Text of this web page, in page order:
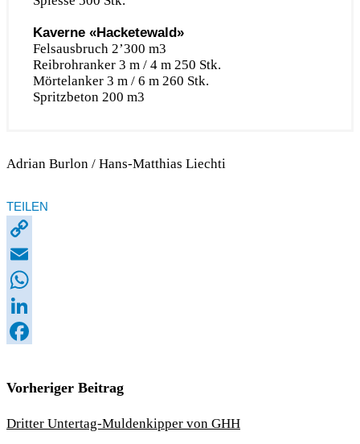
Kaverne «Hacketewald»
Felsausbruch 2’300 m3
Reibrohranker 3 m / 4 m 250 Stk.
Mörtelanker 3 m / 6 m 260 Stk.
Spritzbeton 200 m3
Adrian Burlon / Hans-Matthias Liechti
TEILEN
Copy
Link
Email
WhatsApp
LinkedIn
Vorheriger Beitrag
Dritter Untertag-Muldenkipper von GHH